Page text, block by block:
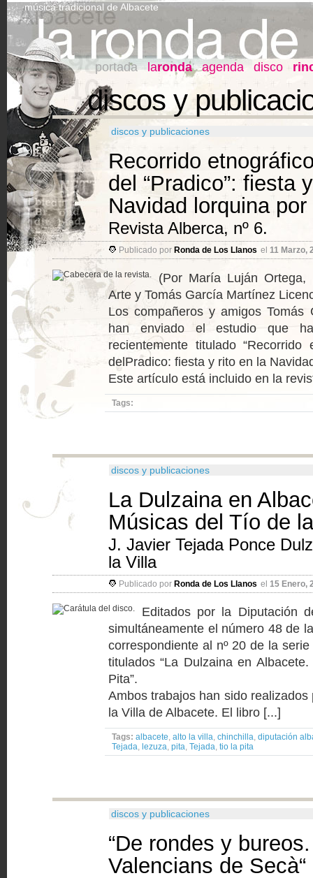
música tradicional de Albacete
portada laronda agenda disco
discos y
discos y publicaciones
Recorrido
del “Pradico”: fiesta
Navidad lorquina
Revista Alberca, nº 6.
Publicado por Ronda de Los Llanos el 11 Marzo,
(Por María Luján Ortega,
Arte y Tomás García Martínez
Los compañeros y amigos
han enviado el estudio que
recientemente titulado
delPradico: fiesta y rito en la
Este artículo está incluido en la
Tags:
discos y publicaciones
La Dulzaina en
Músicas del Tío de
J. Javier Tejada Ponce
la Villa
Publicado por Ronda de Los Llanos el 15 Enero,
Editados por la Diputación
simultáneamente el número 48 de
correspondiente al nº 20 de la
titulados “La Dulzaina en
Pita”.
Ambos trabajos han sido
la Villa de Albacete. El libro [...]
Tags: albacete, alto la villa, chinchilla, diputación
Tejada, lezuza, pita, Tejada, tio la pita
discos y publicaciones
“De rondes y
Valencians de Secà“